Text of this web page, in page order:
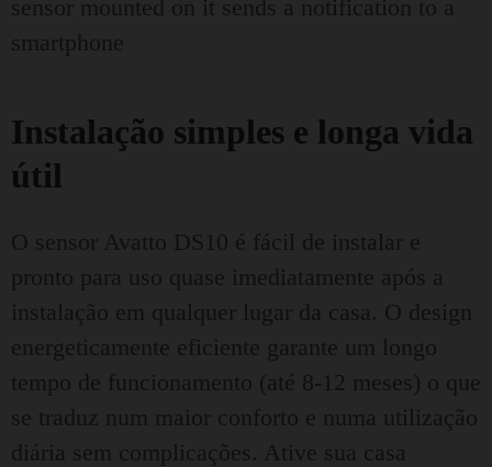
Instalação simples e longa vida
útil
O sensor Avatto DS10 é fácil de instalar e
pronto para uso quase imediatamente após a
instalação em qualquer lugar da casa. O design
energeticamente eficiente garante um longo
tempo de funcionamento (até 8-12 meses) o que
se traduz num maior conforto e numa utilização
diária sem complicações. Ative sua casa